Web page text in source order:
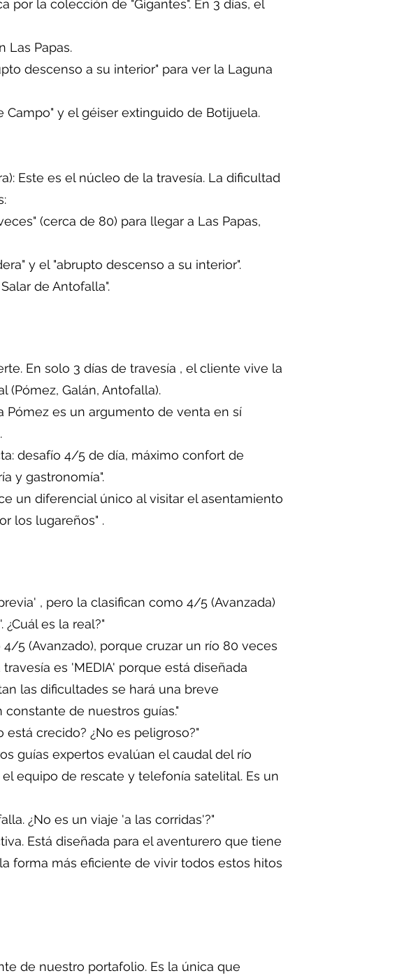
la colección de "Gigantes". En 3 días, el
Las Papas.
descenso a su interior" para ver la Laguna
Campo" y el géiser extinguido de Botijuela.
Este es el núcleo de la travesía. La dificultad
(cerca de 80) para llegar a Las Papas,
y el "abrupto descenso a su interior".
de Antofalla".
En solo 3 días de travesía , el cliente vive la
Galán, Antofalla).
Pómez es un argumento de venta en sí
desafío 4/5 de día, máximo confort de
y gastronomía".
un diferencial único al visitar el asentamiento
los lugareños" .
, pero la clasifican como 4/5 (Avanzada)
es la real?"
5 (Avanzado), porque cruzar un río 80 veces
es 'MEDIA' porque está diseñada
las dificultades se hará una breve
de nuestros guías."
está crecido? ¿No es peligroso?"
guías expertos evalúan el caudal del río
equipo de rescate y telefonía satelital. Es un
¿No es un viaje 'a las corridas'?"
Está diseñada para el aventurero que tiene
forma más eficiente de vivir todos estos hitos
de nuestro portafolio. Es la única que